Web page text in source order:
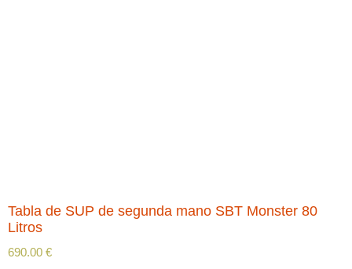
Tabla de SUP de segunda mano SBT Monster 80
Litros
690.00 €